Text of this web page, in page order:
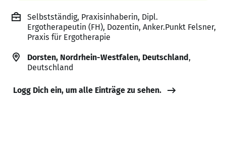
Selbstständig, Praxisinhaberin, Dipl.
Ergotherapeutin (FH), Dozentin, Anker.Punkt Felsner,
Praxis für Ergotherapie
Dorsten, Nordrhein-Westfalen, Deutschland,
Deutschland
Logg Dich ein, um alle Einträge zu sehen.